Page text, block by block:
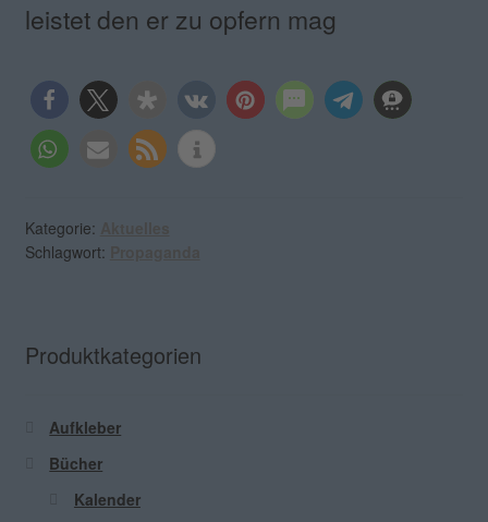
leistet den er zu opfern mag
Kategorie:
Schlagwort:
Produktkategorien
Aufkleber
Bücher
Kalender